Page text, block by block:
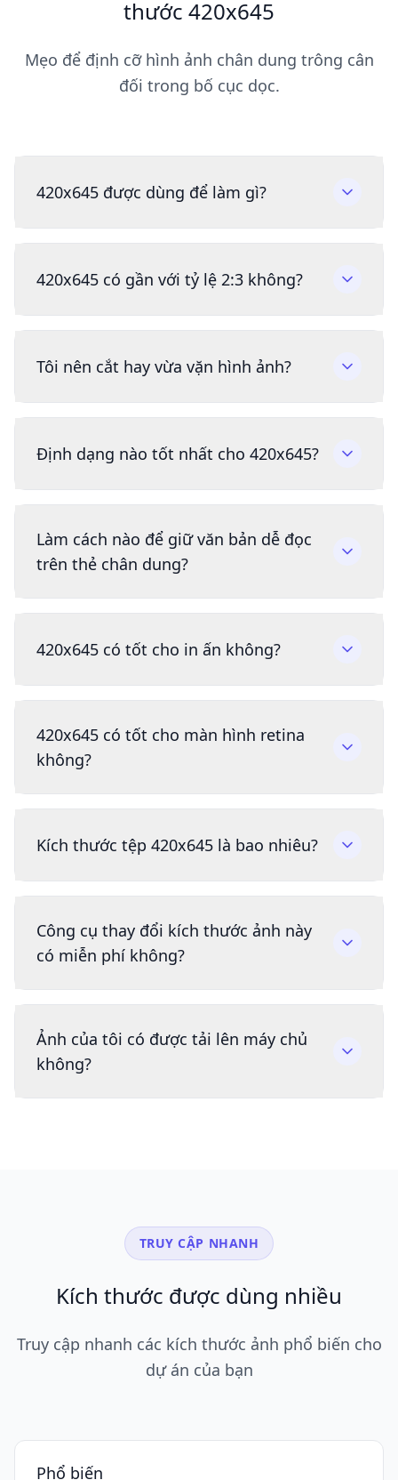
thước 420x645
Mẹo để định cỡ hình ảnh chân dung trông cân
đối trong bố cục dọc.
420x645 được dùng để làm gì?
420x645 có gần với tỷ lệ 2:3 không?
Tôi nên cắt hay vừa vặn hình ảnh?
Định dạng nào tốt nhất cho 420x645?
Làm cách nào để giữ văn bản dễ đọc
trên thẻ chân dung?
420x645 có tốt cho in ấn không?
420x645 có tốt cho màn hình retina
không?
Kích thước tệp 420x645 là bao nhiêu?
Công cụ thay đổi kích thước ảnh này
có miễn phí không?
Ảnh của tôi có được tải lên máy chủ
không?
TRUY CẬP NHANH
Kích thước được dùng nhiều
Truy cập nhanh các kích thước ảnh phổ biến cho
dự án của bạn
Phổ biến